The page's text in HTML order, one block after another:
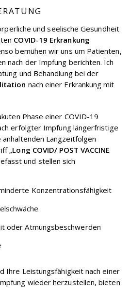
und seelische Gesundheit
COVID-19 Erkrankung
bemühen wir uns um Patienten,
nach der Impfung berichten. Ich
und Behandlung bei der
nach einer Erkrankung mit
Phase einer COVID-19
erfolgter Impfung längerfristige
Langzeitfolgen
„Long COVID/ POST VACCINE
und stellen sich
Konzentrationsfähigkeit
oder Atmungsbeschwerden
Ihre Leistungsfähigkeit nach einer
wieder herzustellen, bieten